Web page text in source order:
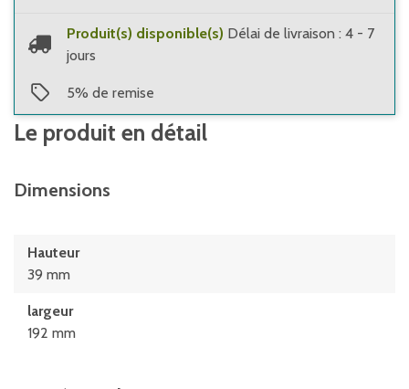
Produit(s) disponible(s) Délai de livraison : 4 - 7
jours
5% de remise
Le produit en détail
Dimensions
Hauteur
39 mm
largeur
192 mm